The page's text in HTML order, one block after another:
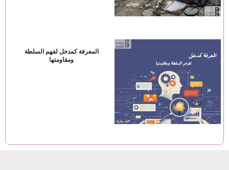
المعرفة كمدخل لفهم السلطة
ومقاومتها